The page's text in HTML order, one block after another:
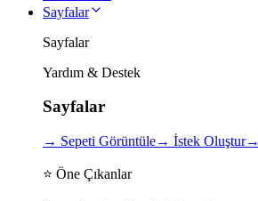
Sayfalar
Sayfalar
Yardım & Destek
Sayfalar
→ Sepeti Görüntüle→ İstek Oluştur→
⭐ Öne Çıkanlar